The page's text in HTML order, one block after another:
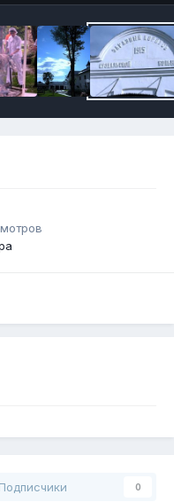
Подписчики 0